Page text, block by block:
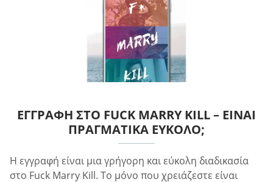
ΕΓΓΡΑΦΉ ΣΤΟ FUCK MARRY KILL – ΕΊΝΑΙ
ΠΡΑΓΜΑΤΙΚΆ ΕΎΚΟΛΟ;
Η εγγραφή είναι μια γρήγορη και εύκολη διαδικασία
στο Fuck Marry Kill. Το μόνο που χρειάζεστε είναι